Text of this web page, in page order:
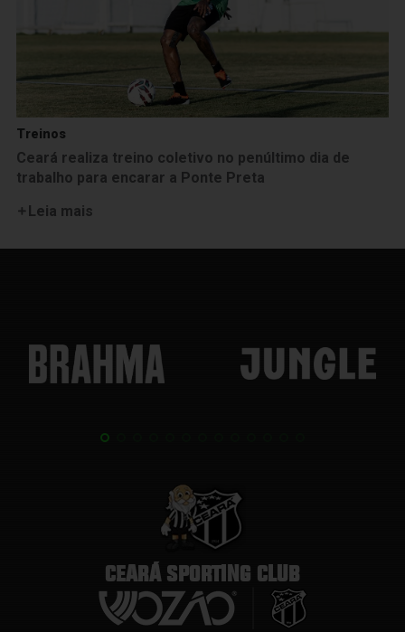
Treinos
Ceará realiza treino coletivo no penúltimo dia de
trabalho para encarar a Ponte Preta
Leia mais
CEARÁ SPORTING CLUB